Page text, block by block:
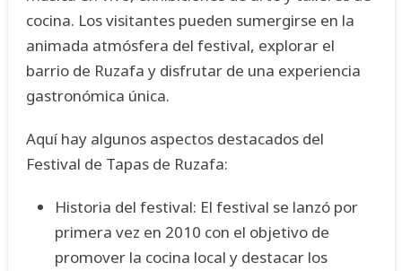
cocina. Los visitantes pueden sumergirse en la
animada atmósfera del festival, explorar el
barrio de Ruzafa y disfrutar de una experiencia
gastronómica única.
Aquí hay algunos aspectos destacados del
Festival de Tapas de Ruzafa:
Historia del festival: El festival se lanzó por
primera vez en 2010 con el objetivo de
promover la cocina local y destacar los